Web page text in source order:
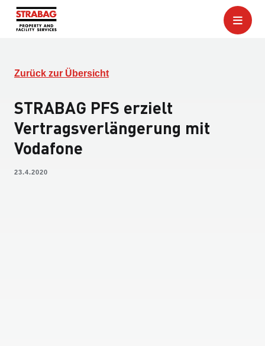
Zurück zur Übersicht
STRABAG PFS erzielt
Vertragsverlängerung mit
Vodafone
23.4.2020